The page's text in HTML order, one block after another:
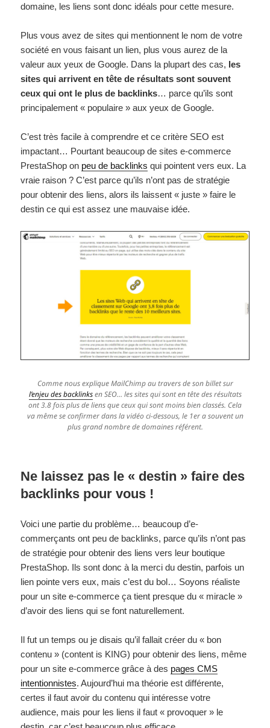
domaine, les liens sont donc idéals pour cette mesure.
Plus vous avez de sites qui mentionnent le nom de votre
société en vous faisant un lien, plus vous aurez de la
valeur aux yeux de Google. Dans la plupart des cas, les
sites qui arrivent en tête de résultats sont souvent
ceux qui ont le plus de backlinks… parce qu’ils sont
principalement « populaire » aux yeux de Google.
C’est très facile à comprendre et ce critère SEO est
impactant… Pourtant beaucoup de sites e-commerce
PrestaShop on peu de backlinks qui pointent vers eux. La
vraie raison ? C’est parce qu’ils n’ont pas de stratégie
pour obtenir des liens, alors ils laissent « juste » faire le
destin ce qui est assez une mauvaise idée.
Comme nous explique MailChimp au travers de son billet sur
l’enjeu des backlinksen SEO… les sites qui sont en tête des résultats
ont 3.8 fois plus de liens que ceux qui sont moins bien classés. Cela
va même se confirmer dans la vidéo ci-dessous, le 1er a souvent un
plus grand nombre de domaines référent.
Ne laissez pas le « destin » faire des
backlinks pour vous !
Voici une partie du problème… beaucoup d’e-
commerçants ont peu de backlinks, parce qu’ils n’ont pas
de stratégie pour obtenir des liens vers leur boutique
PrestaShop. Ils sont donc à la merci du destin, parfois un
lien pointe vers eux, mais c’est du bol… Soyons réaliste
pour un site e-commerce ça tient presque du « miracle »
d’avoir des liens qui se font naturellement.
Il fut un temps ou je disais qu’il fallait créer du « bon
contenu » (content is KING) pour obtenir des liens, même
pour un site e-commerce grâce à des pages CMS
intentionnistes. Aujourd’hui ma théorie est différente,
certes il faut avoir du contenu qui intéresse votre
audience, mais pour les liens il faut « provoquer » le